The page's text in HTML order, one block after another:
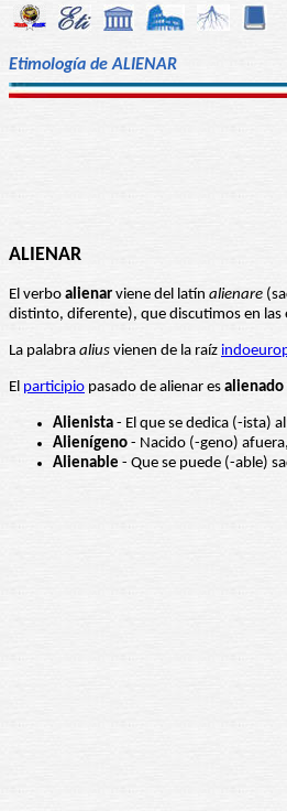
Etimología de ALIENAR
ALIENAR
El verbo alienar viene del latín alienare
distinto, diferente), que discutimos en las
La palabra alius vienen de la raíz
El participio pasado de alienar es alienado
Alienista - El que se dedica (-ista)
Alienígeno - Nacido (-geno)
Alienable - Que se puede (-able)